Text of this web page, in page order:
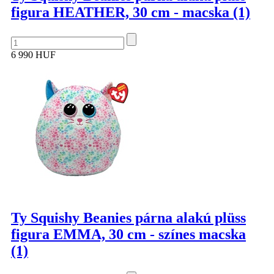
figura HEATHER, 30 cm - macska (1)
6 990 HUF
Ty Squishy Beanies párna alakú plüss
figura EMMA, 30 cm - színes macska
(1)